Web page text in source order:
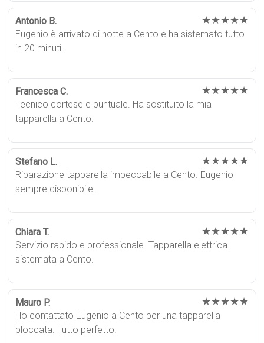
Antonio B. ★★★★★
Eugenio è arrivato di notte a Cento e ha sistemato tutto
in 20 minuti.
Francesca C. ★★★★★
Tecnico cortese e puntuale. Ha sostituito la mia
tapparella a Cento.
Stefano L. ★★★★★
Riparazione tapparella impeccabile a Cento. Eugenio
sempre disponibile.
Chiara T. ★★★★★
Servizio rapido e professionale. Tapparella elettrica
sistemata a Cento.
Mauro P. ★★★★★
Ho contattato Eugenio a Cento per una tapparella
bloccata. Tutto perfetto.